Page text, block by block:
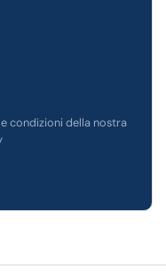
condizioni della nostra